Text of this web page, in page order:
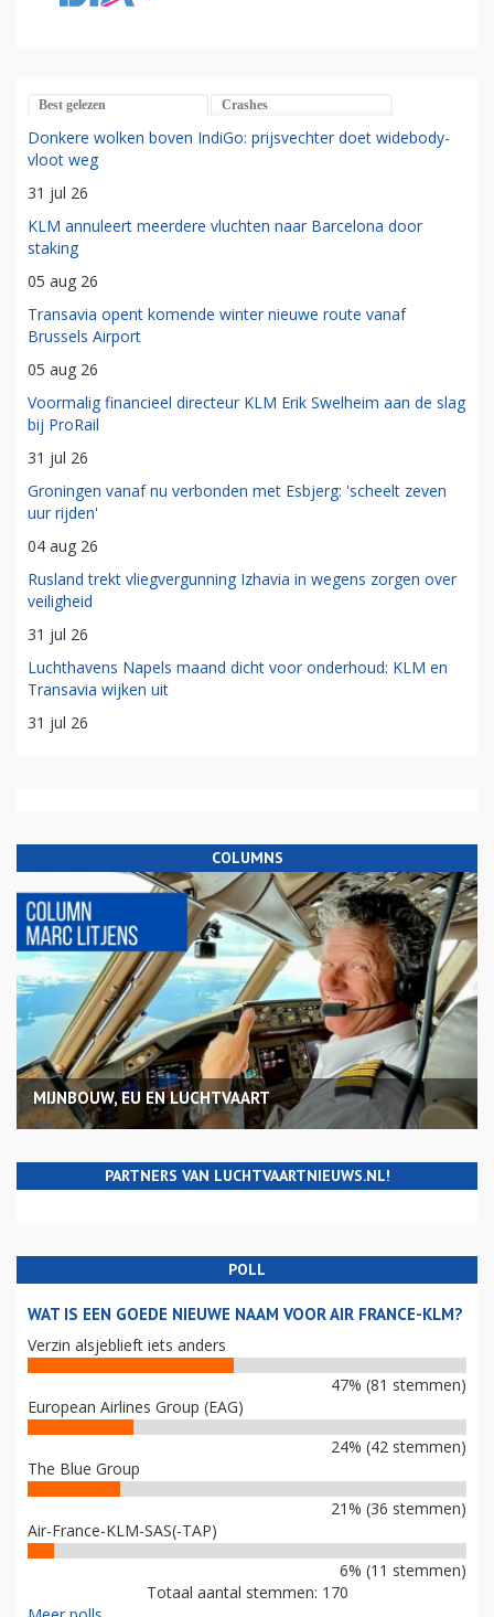
Best gelezen Crashes
Donkere wolken boven IndiGo: prijsvechter doet widebody-
vloot weg
31 jul 26
KLM annuleert meerdere vluchten naar Barcelona door
staking
05 aug 26
Transavia opent komende winter nieuwe route vanaf
Brussels Airport
05 aug 26
Voormalig financieel directeur KLM Erik Swelheim aan de slag
bij ProRail
31 jul 26
Groningen vanaf nu verbonden met Esbjerg: 'scheelt zeven
uur rijden'
04 aug 26
Rusland trekt vliegvergunning Izhavia in wegens zorgen over
veiligheid
31 jul 26
Luchthavens Napels maand dicht voor onderhoud: KLM en
Transavia wijken uit
31 jul 26
COLUMNS
MIJNBOUW, EU EN LUCHTVAART
PARTNERS VAN LUCHTVAARTNIEUWS.NL!
POLL
WAT IS EEN GOEDE NIEUWE NAAM VOOR AIR FRANCE-KLM?
Verzin alsjeblieft iets anders
47% (81 stemmen)
European Airlines Group (EAG)
24% (42 stemmen)
The Blue Group
21% (36 stemmen)
Air-France-KLM-SAS(-TAP)
6% (11 stemmen)
Totaal aantal stemmen: 170